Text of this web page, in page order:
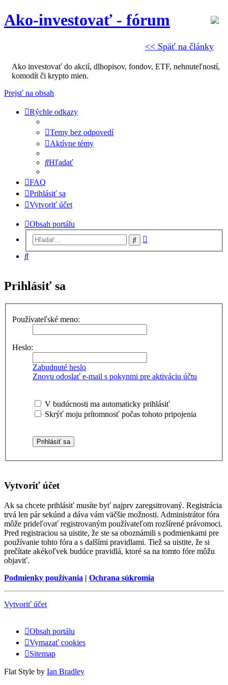
<< Späť na články
Ako-investovať - fórum
Ako investovať do akcií, dlhopisov, fondov, ETF, nehnuteľností,
komodít či krypto mien.
Prejsť na obsah
Rýchle odkazy
Temy bez odpovedí
Aktívne témy
Hľadať
FAQ
Prihlásiť sa
Vytvoriť účet
Obsah portálu
Hľadať
Hľadať
Prihlásiť sa
Používateľské meno:
Heslo:
Zabudnuté heslo
Znovu odoslať e-mail s pokynmi pre aktiváciu účtu
V budúcnosti ma automaticky prihlásiť
Skrýť moju prítomnosť počas tohoto pripojenia
Vytvoriť účet
Ak sa chcete prihlásiť musíte byť najprv zaregsitrovaný. Registrácia
trvá len pár sekúnd a dáva vám väčšie možnosti. Administrátor fóra
môže prideľovať registrovaným používateľom rozšírené právomoci.
Pred registraciou sa uistite, že ste sa oboznámili s podmienkami pre
používanie tohto fóra a s dalšími pravidlami. Tiež sa uistite, že si
prečítate akékoľvek budúce pravidlá, ktoré sa na tomto fóre môžu
objaviť.
Podmienky používania | Ochrana súkromia
Vytvoriť účet
Obsah portálu
Vymazať cookies
Sitemap
Flat Style by Ian Bradley